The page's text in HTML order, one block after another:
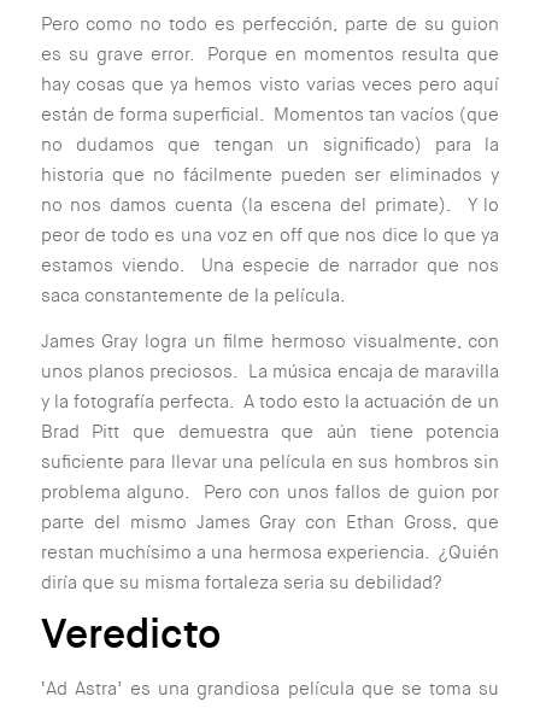
Pero como no todo es perfección, parte de su guion
es su grave error. Porque en momentos resulta que
hay cosas que ya hemos visto varias veces pero aquí
están de forma superficial. Momentos tan vacíos (que
no dudamos que tengan un significado) para la
historia que no fácilmente pueden ser eliminados y
no nos damos cuenta (la escena del primate). Y lo
peor de todo es una voz en off que nos dice lo que ya
estamos viendo. Una especie de narrador que nos
saca constantemente de la película.
James Gray logra un filme hermoso visualmente, con
unos planos preciosos. La música encaja de maravilla
y la fotografía perfecta. A todo esto la actuación de un
Brad Pitt que demuestra que aún tiene potencia
suficiente para llevar una película en sus hombros sin
problema alguno. Pero con unos fallos de guion por
parte del mismo James Gray con Ethan Gross, que
restan muchísimo a una hermosa experiencia. ¿Quién
diría que su misma fortaleza seria su debilidad?
Veredicto
‘Ad Astra’ es una grandiosa película que se toma su